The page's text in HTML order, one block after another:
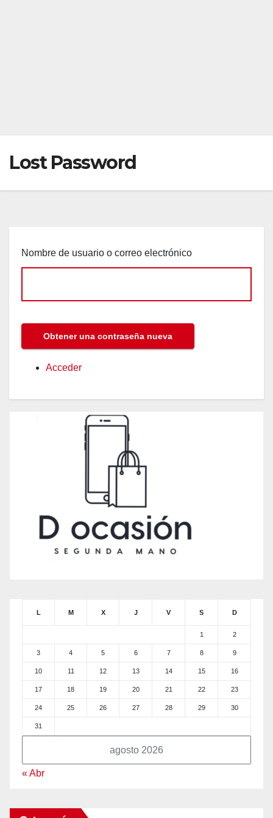
Lost Password
Nombre de usuario o correo electrónico
Acceder
agosto 2026
L M X J V S D
1 2
3 4 5 6 7 8 9
10 11 12 13 14 15 16
17 18 19 20 21 22 23
24 25 26 27 28 29 30
31
« Abr